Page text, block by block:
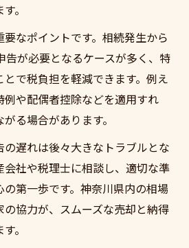
。
なポイントです。相続発生から
告が必要となるケースが多く、特
で税負担を軽減できます。例え
や配偶者控除などを適用すれ
る場合があります。
遅れは後々大きなトラブルとな
会社や税理士に相談し、適切な準
第一歩です。神奈川県内の相場
協力が、スムーズな売却と納得
。